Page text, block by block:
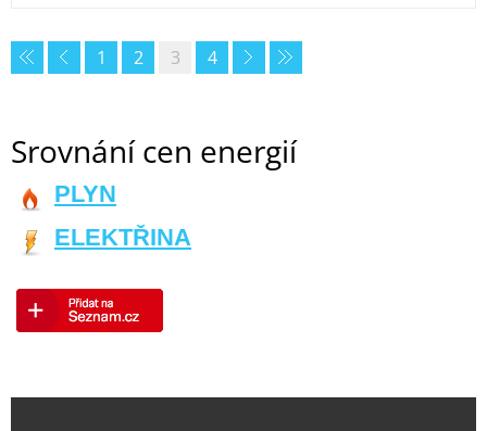
1 2 3 4
Srovnání cen energií
PLYN
ELEKTŘINA